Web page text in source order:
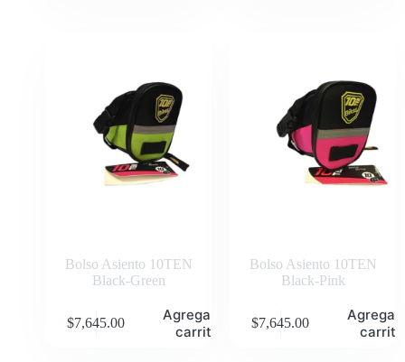
Bolso Asiento 10TEN
Black-Green
$7,645.00
Agregar al
carrito
Bolso Asiento 10TEN
Black-Pink
$7,645.00
Agregar
carrito